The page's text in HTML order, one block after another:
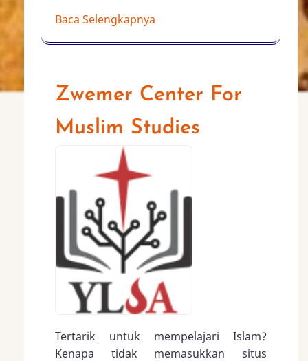
Baca Selengkapnya
Zwemer Center For
Muslim Studies
Tertarik untuk mempelajari Islam?
Kenapa tidak memasukkan situs